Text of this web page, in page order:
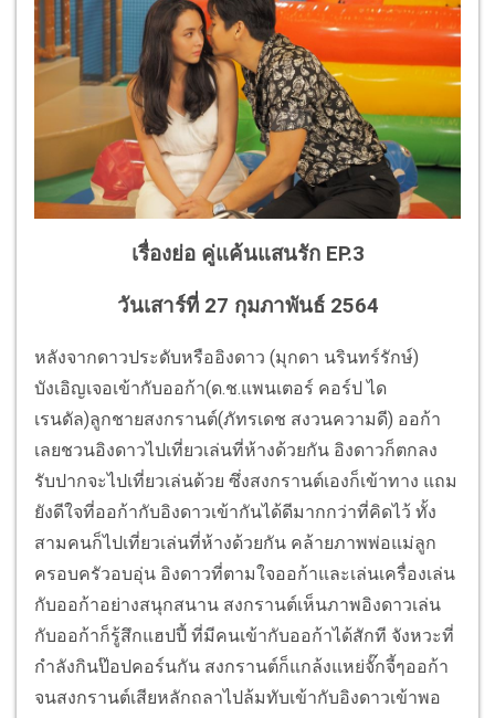
เรื่องย่อ คู่แค้นแสนรัก EP.3
วันเสาร์ที่ 27 กุมภาพันธ์ 2564
หลังจากดาวประดับหรืออิงดาว (มุกดา นรินทร์รักษ์)
บังเอิญเจอเข้ากับออก้า(ด.ช.แพนเตอร์ คอร์ป ได
เรนดัล)ลูกชายสงกรานต์(ภัทรเดช สงวนความดี) ออก้า
เลยชวนอิงดาวไปเที่ยวเล่นที่ห้างด้วยกัน อิงดาวก็ตกลง
รับปากจะไปเที่ยวเล่นด้วย ซึ่งสงกรานต์เองก็เข้าทาง แถม
ยังดีใจที่ออก้ากับอิงดาวเข้ากันได้ดีมากกว่าที่คิดไว้ ทั้ง
สามคนก็ไปเที่ยวเล่นที่ห้างด้วยกัน คล้ายภาพพ่อแม่ลูก
ครอบครัวอบอุ่น อิงดาวที่ตามใจออก้าและเล่นเครื่องเล่น
กับออก้าอย่างสนุกสนาน สงกรานต์เห็นภาพอิงดาวเล่น
กับออก้าก็รู้สึกแฮปปี้ ที่มีคนเข้ากับออก้าได้สักที จังหวะที่
กำลังกินป๊อปคอร์นกัน สงกรานต์ก็แกล้งแหย่จั๊กจี้ๆออก้า
จนสงกรานต์เสียหลักถลาไปล้มทับเข้ากับอิงดาวเข้าพอ